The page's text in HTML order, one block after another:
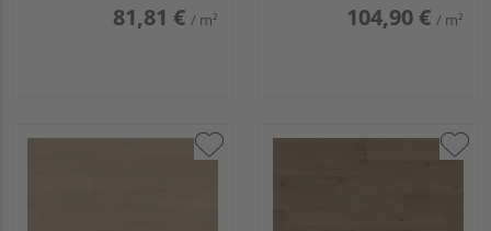
81,81 € / m² 104,90 € / m²